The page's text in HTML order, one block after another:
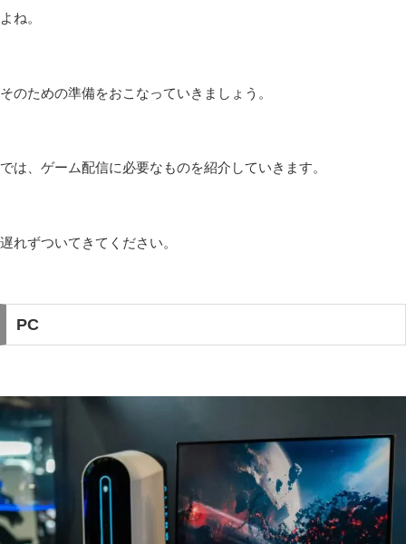
よね。
そのための準備をおこなっていきましょう。
では、ゲーム配信に必要なものを紹介していきます。
遅れずついてきてください。
PC